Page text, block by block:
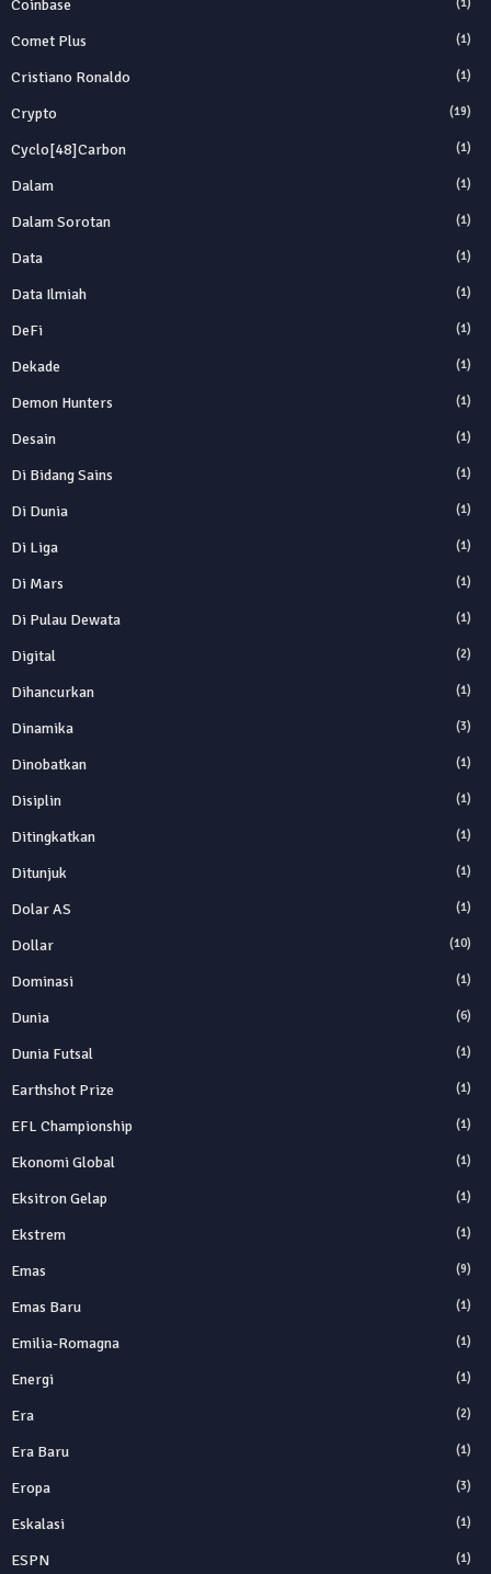
Coinbase
Comet Plus (1)
Cristiano Ronaldo (1)
Crypto (19)
Cyclo[48]carbon (1)
Dalam (1)
Dalam Sorotan (1)
Data (1)
Data Ilmiah (1)
DeFi (1)
Dekade (1)
Demon Hunters (1)
Desain (1)
Di Bidang Sains (1)
Di Dunia (1)
Di Liga (1)
Di Mars (1)
Di Pulau Dewata (1)
Digital (2)
Dihancurkan (1)
Dinamika (3)
Dinobatkan (1)
Disiplin (1)
Ditingkatkan (1)
Ditunjuk (1)
Dolar AS (1)
Dollar (10)
Dominasi (1)
Dunia (6)
Dunia Futsal (1)
Earthshot Prize (1)
EFL Championship (1)
Ekonomi Global (1)
Eksitron Gelap (1)
Ekstrem (1)
Emas (9)
Emas Baru (1)
Emilia-Romagna (1)
Energi (1)
Era (2)
Era Baru (1)
Eropa (3)
Eskalasi (1)
ESPN (1)